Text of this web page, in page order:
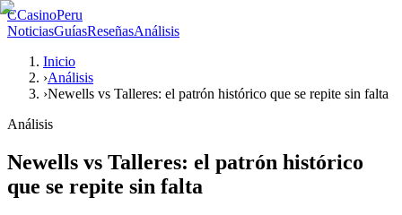
CCasinoPeru
NoticiasGuíasReseñasAnálisis
Inicio
›Análisis
›Newells vs Talleres: el patrón histórico que se repite sin falta
Análisis
Newells vs Talleres: el patrón histórico
que se repite sin falta